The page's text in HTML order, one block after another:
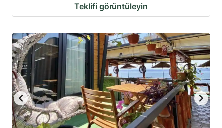
Teklifi görüntüleyin